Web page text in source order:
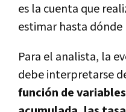
es la cuenta que
estimar hasta dónde
Para el analista, la
debe interpretarse
función de